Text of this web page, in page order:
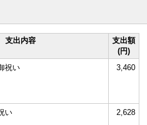
支出内容
支出額
(円)
祝い 3,460
い 2,628